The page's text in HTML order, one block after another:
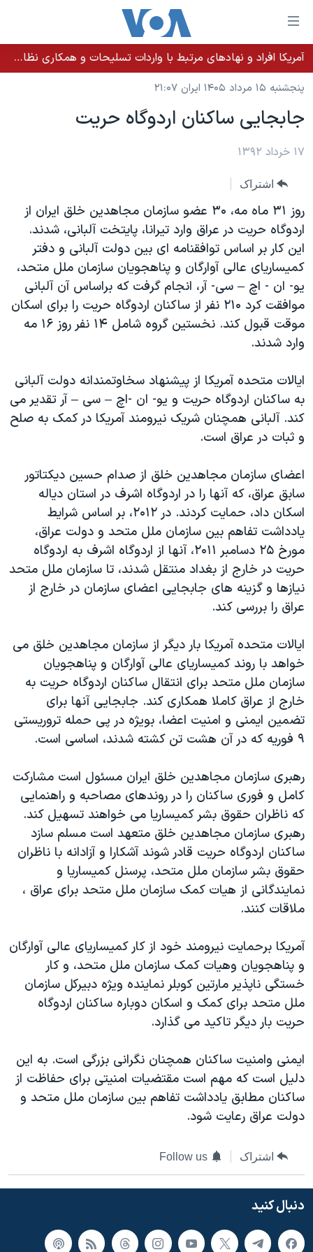
لینکهای
قابل
دسترسی
جهش
محتوای
جهش
اصلی
جهش
به
جستجو
خانه
نسخه سبک وب‌سایت
موضوع ها
ایران
ورزشی
گزیده‌ها
ویژه برنامه‌ها
ویدیوها
فرهنگ و زندگی
اقتصادی
علم و فناوری
اسرائیل در جنگ
آرشیو پخش زنده
برنامه های تلویزیونی
جدول برنامه ها
جام جهانی ۲۰۲۶
عملیات خشم حماسی
۲۵۰سالگی آمریکا
بایگانی برنامه‌های تلویزیونی
مستندها
حمله جمهوری اسلامی به اسرائیل
رمز مهسا
ورزش زنان در ایران
مجموعه مستندهای دادخواهی
تریبونال مردمی آبان ۹۸
دادگاه حمید نوری
چهل سال گروگان‌گیری
قانون شفافیت دارائی کادر رهبری ایران
اعتراضات مردمی آبان ۹۸
نرگس محمدی برنده جایزه نوبل صلح
همایش محافظه‌کاران آمریکا «سی‌پک»
صفحه‌های ویژه
سفر پرزیدنت ترامپ به چین
فرکانس‌های صدای آمریکا
پخش رادیویی
یادگیری زبان انگلیسی
دنبال کنید
زبانهای مختلف
آمریکا افراد و نهادهای مرتبط با واردات تسلیحات و همکاری نظامی کوبا را تحریم کرد
پنجشنبه ۱۵ مرداد ۱۴۰۵ ایران ۲۱:۰۷
جابجایی ساکنان اردوگاه حریت
۱۷ خرداد ۱۳۹۲
اشتراک
روز ۳۱ ماه مه، ۳۰ عضو سازمان مجاهدین خلق ایران از
اردوگاه حریت در عراق وارد تیرانا، پایتخت آلبانی، شدند.
این کار بر اساس توافقنامه ای بین دولت آلبانی و دفتر
کمیساریای عالی آوارگان و پناهجویان سازمان ملل متحد،
یو- ان - اچ – سی- آر، انجام گرفت که براساس آن آلبانی
موافقت کرد ۲۱۰ نفر از ساکنان اردوگاه حریت را برای اسکان
موقت قبول کند. نخستین گروه شامل ۱۴ نفر روز ۱۶ مه
وارد شدند.
ایالات متحده آمریکا از پیشنهاد سخاوتمندانه دولت آلبانی
به ساکنان اردوگاه حریت و یو- ان -اچ – سی – آر تقدیر می
کند. آلبانی همچنان شریک نیرومند آمریکا در کمک به صلح
و ثبات در عراق است.
اعضای سازمان مجاهدین خلق از صدام حسین دیکتاتور
سابق عراق، که آنها را در اردوگاه اشرف در استان دیاله
اسکان داد، حمایت کردند. در ۲۰۱۲، بر اساس شرایط
یادداشت تفاهم بین سازمان ملل متحد و دولت عراق،
مورخ ۲۵ دسامبر ۲۰۱۱، آنها از اردوگاه اشرف به اردوگاه
حریت در خارج از بغداد منتقل شدند، تا سازمان ملل متحد
نیازها و گزینه های جابجایی اعضای سازمان در خارج از
عراق را بررسی کند.
ایالات متحده آمریکا بار دیگر از سازمان مجاهدین خلق می
خواهد با روند کمیساریای عالی آوارگان و پناهجویان
سازمان ملل متحد برای انتقال ساکنان اردوگاه حریت به
خارج از عراق کاملا همکاری کند. جابجایی آنها برای
تضمین ایمنی و امنیت اعضا، بویژه در پی حمله تروریستی
۹ فوریه که در آن هشت تن کشته شدند، اساسی است.
رهبری سازمان مجاهدین خلق ایران مسئول است مشارکت
کامل و فوری ساکنان را در روندهای مصاحبه و راهنمایی
که ناظران حقوق بشر کمیساریا می خواهند تسهیل کند.
رهبری سازمان مجاهدین خلق متعهد است مسلم سازد
ساکنان اردوگاه حریت قادر شوند آشکارا و آزادانه با ناظران
حقوق بشر سازمان ملل متحد، پرسنل کمیساریا و
نمایندگانی از هیات کمک سازمان ملل متحد برای عراق ،
ملاقات کنند.
آمریکا برحمایت نیرومند خود از کار کمیساریای عالی آوارگان
و پناهجویان وهیات کمک سازمان ملل متحد، و کار
خستگی ناپذیر مارتین کوبلر نماینده ویژه دبیرکل سازمان
ملل متحد برای کمک و اسکان دوباره ساکنان اردوگاه
حریت بار دیگر تاکید می گذارد.
ایمنی وامنیت ساکنان همچنان نگرانی بزرگی است. به این
دلیل است که مهم است مقتضیات امنیتی برای حفاظت از
ساکنان مطابق یادداشت تفاهم بین سازمان ملل متحد و
دولت عراق رعایت شود.
اشتراک Follow us
دنبال کنید